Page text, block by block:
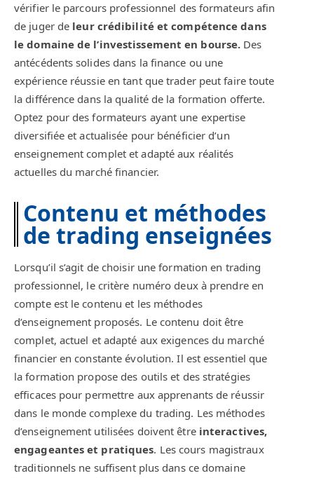
vérifier le parcours professionnel des formateurs afin
de juger de leur crédibilité et compétence dans
le domaine de l’investissement en bourse. Des
antécédents solides dans la finance ou une
expérience réussie en tant que trader peut faire toute
la différence dans la qualité de la formation offerte.
Optez pour des formateurs ayant une expertise
diversifiée et actualisée pour bénéficier d’un
enseignement complet et adapté aux réalités
actuelles du marché financier.
Contenu et méthodes
de trading enseignées
Lorsqu’il s’agit de choisir une formation en trading
professionnel, le critère numéro deux à prendre en
compte est le contenu et les méthodes
d’enseignement proposés. Le contenu doit être
complet, actuel et adapté aux exigences du marché
financier en constante évolution. Il est essentiel que
la formation propose des outils et des stratégies
efficaces pour permettre aux apprenants de réussir
dans le monde complexe du trading. Les méthodes
d’enseignement utilisées doivent êtreinteractives,
engageantes et pratiques. Les cours magistraux
traditionnels ne suffisent plus dans ce domaine